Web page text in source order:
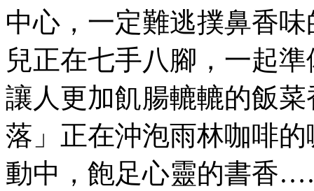
中心，一定難逃撲鼻香
兒正在七手八腳，一起
讓人更加飢腸轆轆的飯
落」正在沖泡雨林咖啡
動中，飽足心靈的書香